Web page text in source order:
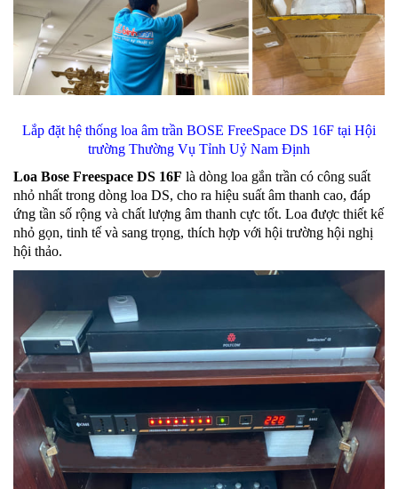
Lắp đặt hệ thống loa âm trần BOSE FreeSpace DS 16F tại Hội
trường Thường Vụ Tỉnh Uỷ Nam Định
Loa Bose Freespace DS 16F là dòng loa gắn trần có công suất
nhỏ nhất trong dòng loa DS, cho ra hiệu suất âm thanh cao, đáp
ứng tần số rộng và chất lượng âm thanh cực tốt. Loa được thiết kế
nhỏ gọn, tinh tế và sang trọng, thích hợp với hội trường hội nghị
hội thảo.